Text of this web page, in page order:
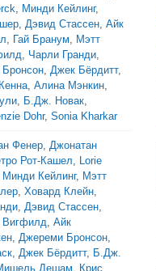
, Минди Кейлинг,
, Дэвид Стассен, Айк
, Гай Бранум, Мэтт
, Чарли Гранди,
, Джек Бёрдитт,
, Алина Мэнкин,
, Б.Дж. Новак,
Dohr, Sonia Kharkar
Фенер, Джонатан
Рот-Кашел, Lorie
Минди Кейлинг, Мэтт
, Ховард Клейн,
, Дэвид Стассен,
Вигфилд, Айк
, Джереми Бронсон,
, Джек Бёрдитт, Б.Дж.
Дешам, Крис